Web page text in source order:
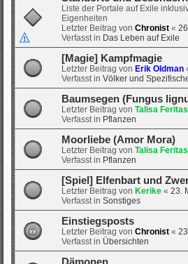
Liste der Portale auf Exile
Eigenheiten
Letzter Beitrag von Chronist «
Verfasst in Das Leben auf Exile
[Magie] Kampfmagie
Letzter Beitrag von Erik Oldman
Verfasst in Völker und
Baumsegen (Fungus
Letzter Beitrag von Talisa Feritas
Verfasst in Pflanzen
Moorliebe (Amor Mora)
Letzter Beitrag von Talisa Feritas
Verfasst in Pflanzen
[Spiel] Elfenbart und
Letzter Beitrag von Kerike « 23.
Verfasst in Sonstiges
Einstiegsposts
Letzter Beitrag von Chronist «
Verfasst in Übersichten